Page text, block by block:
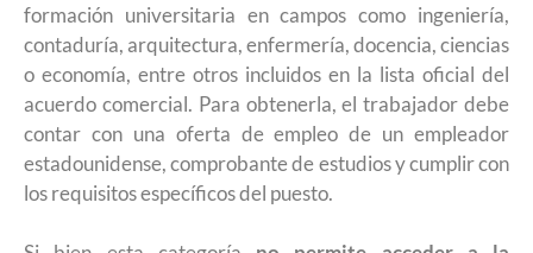
formación universitaria en campos como ingeniería,
contaduría, arquitectura, enfermería, docencia, ciencias
o economía, entre otros incluidos en la lista oficial del
acuerdo comercial. Para obtenerla, el trabajador debe
contar con una oferta de empleo de un empleador
estadounidense, comprobante de estudios y cumplir con
los requisitos específicos del puesto.